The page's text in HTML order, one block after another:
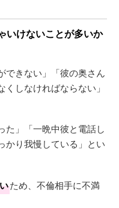
いけないことが多いか
できない」「彼の奥さん
しなければならない」
た」「一晩中彼と電話し
かり我慢している」とい
ため、不倫相手に不満